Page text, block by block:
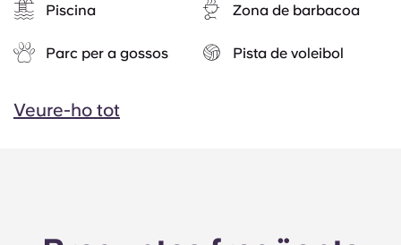
Piscina Zona de barbacoa
Parc per a gossos Pista de voleibol
Veure-ho tot